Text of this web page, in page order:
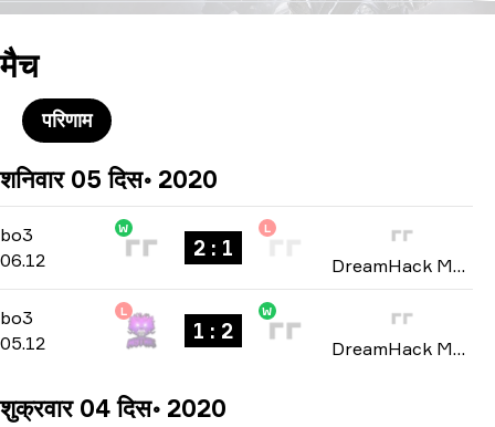
मैच
परिणाम
शनिवार 05 दिस॰ 2020
bo3 -bo3
06.12
W
2 : 1
L
DreamHack Masters: North America Winter 2020
bo3 -bo3
05.12
L
1 : 2
W
DreamHack Masters: North America Winter 2020
शुक्रवार 04 दिस॰ 2020